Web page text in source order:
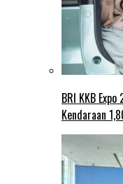
BRI KKB
Kendaraan